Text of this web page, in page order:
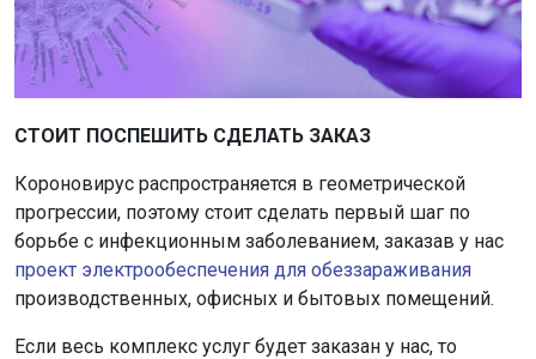
СТОИТ ПОСПЕШИТЬ СДЕЛАТЬ ЗАКАЗ
Короновирус распространяется в геометрической
прогрессии, поэтому стоит сделать первый шаг по
борьбе с инфекционным заболеванием, заказав у нас
проект электрообеспечения для обеззараживания
производственных, офисных и бытовых помещений.
Если весь комплекс услуг будет заказан у нас, то